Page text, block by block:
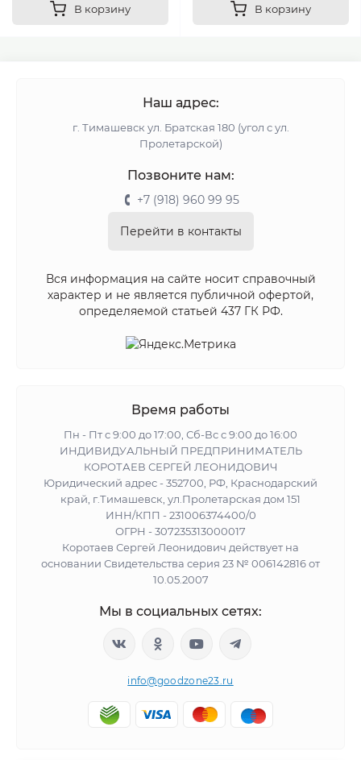
В корзину В корзину
Наш адрес:
г. Тимашевск ул. Братская 180 (угол с ул.
Пролетарской)
Позвоните нам:
+7 (918) 960 99 95
Перейти в контакты
Вся информация на сайте носит справочный
характер и не является публичной офертой,
определяемой статьей 437 ГК РФ.
Время работы
Пн - Пт с 9:00 до 17:00, Сб-Вс с 9:00 до 16:00
ИНДИВИДУАЛЬНЫЙ ПРЕДПРИНИМАТЕЛЬ
КОРОТАЕВ СЕРГЕЙ ЛЕОНИДОВИЧ
Юридический адрес - 352700, РФ, Краснодарский
край, г.Тимашевск, ул.Пролетарская дом 151
ИНН/КПП - 231006374400/0
ОГРН - 307235313000017
Коротаев Сергей Леонидович действует на
основании Свидетельства серия 23 № 006142816 от
10.05.2007
Мы в социальных сетях:
info@goodzone23.ru